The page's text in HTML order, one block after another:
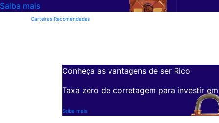
Saiba mais
Carteiras Recomendadas
Conheça as vantagens de ser Rico
Taxa zero de corretagem para investir
Saiba mais